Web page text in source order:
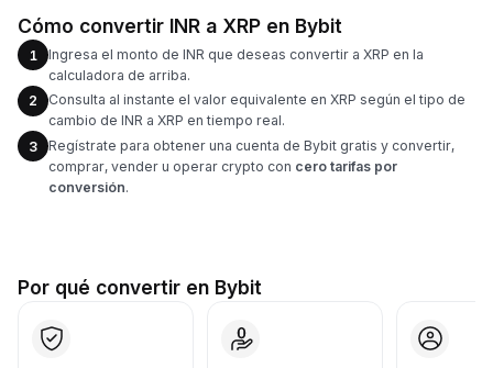
Cómo convertir INR a XRP en Bybit
1
Ingresa el monto de INR que deseas convertir a XRP en la
calculadora de arriba.
2
Consulta al instante el valor equivalente en XRP según el tipo de
cambio de INR a XRP en tiempo real.
3
Regístrate para obtener una cuenta de Bybit gratis y convertir,
comprar, vender u operar crypto con cero tarifas por
conversión.
Por qué convertir en Bybit